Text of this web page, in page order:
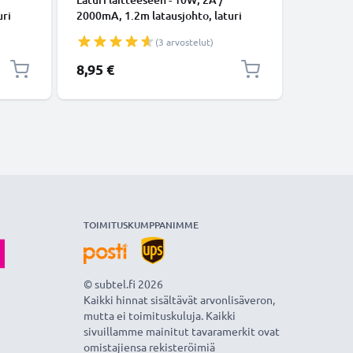
2000mA, 1.2m latausjohto, laturi
(3 arvostelut)
8,95 €
TOIMITUSKUMPPANIMME
© subtel.fi 2026
Kaikki hinnat sisältävät arvonlisäveron,
mutta ei toimituskuluja. Kaikki
sivuillamme mainitut tavaramerkit ovat
omistajiensa rekisteröimiä